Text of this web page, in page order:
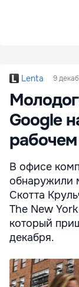
Lenta 9
Google
В офисе
обнаружили
Скотта
The New
который
декабря.